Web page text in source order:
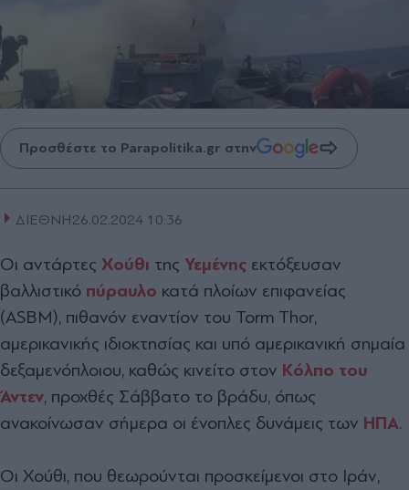
Προσθέστε το Parapolitika.gr στην
ΔΙΕΘΝΗ26.02.2024 10:36
Οι αντάρτες Χούθι της Υεμένης εκτόξευσαν
βαλλιστικό πύραυλο κατά πλοίων επιφανείας
(ASBΜ), πιθανόν εναντίον του Torm Thor,
αμερικανικής ιδιοκτησίας και υπό αμερικανική σημαία
δεξαμενόπλοιου, καθώς κινείτο στον Κόλπο του
Άντεν, προχθές Σάββατο το βράδυ, όπως
ανακοίνωσαν σήμερα οι ένοπλες δυνάμεις των ΗΠΑ.
Οι Χούθι, που θεωρούνται προσκείμενοι στο Ιράν,